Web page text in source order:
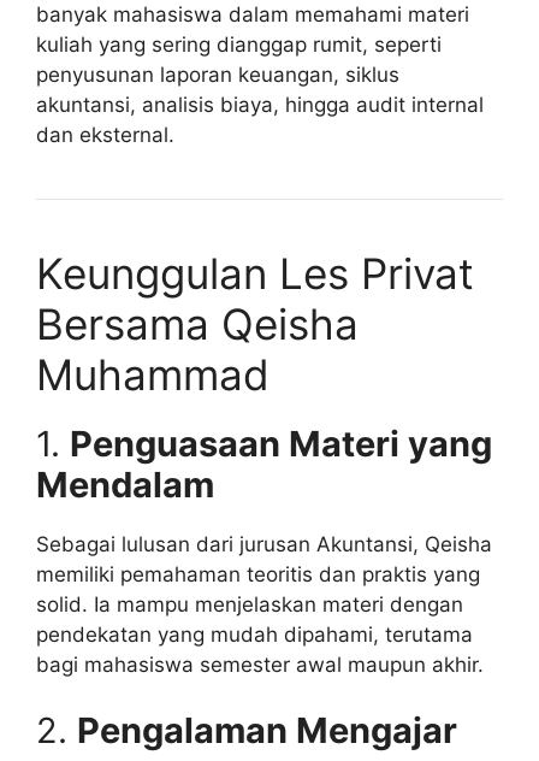
banyak mahasiswa dalam memahami materi
kuliah yang sering dianggap rumit, seperti
penyusunan laporan keuangan, siklus
akuntansi, analisis biaya, hingga audit internal
dan eksternal.
Keunggulan Les Privat
Bersama Qeisha
Muhammad
1. Penguasaan Materi yang
Mendalam
Sebagai lulusan dari jurusan Akuntansi, Qeisha
memiliki pemahaman teoritis dan praktis yang
solid. Ia mampu menjelaskan materi dengan
pendekatan yang mudah dipahami, terutama
bagi mahasiswa semester awal maupun akhir.
2. Pengalaman Mengajar